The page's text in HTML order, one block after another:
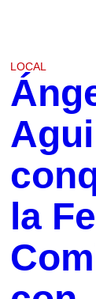
LOCAL
la